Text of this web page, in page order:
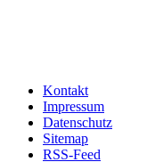
Kontakt
Impressum
Datenschutz
Sitemap
RSS-Feed